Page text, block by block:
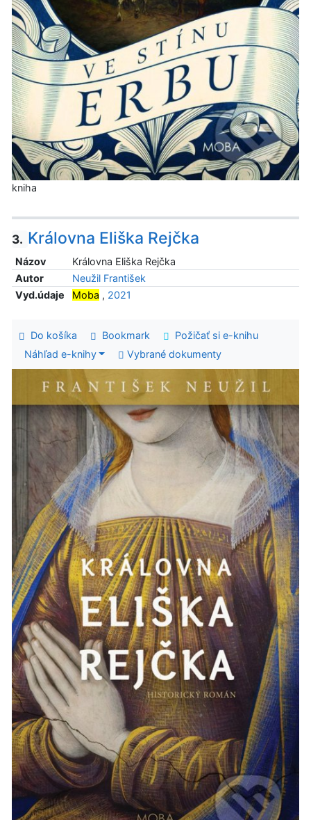
kniha
3. Královna Eliška Rejčka
Názov
Královna Eliška Rejčka
Autor
Neužil František
Vyd.údaje
Moba , 2021
Do košíka Bookmark
Požičať si e-knihu
Náhľad e-knihy
Vybrané dokumenty